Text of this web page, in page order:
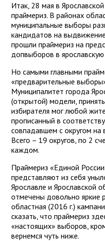
Итак, 28 мая в
праймериз. В районах
муниципальные выборы
кандидатов на
прошли праймериз на
допвыборов в
Но самыми главными
«предварительные
Муниципалитет города
(открытой) модели,
избирателя мог любой
прописанный в
совпадавшем с округом на
Всего – 19 округов, по 2
каждом.
Праймериз «Единой
представляют из себя
Ярославле и Ярославской
отмечены довольно яркие
областная (2016 г.)
сказать, что праймериз
«настоящих» выборов,
вернемся чуть ниже.